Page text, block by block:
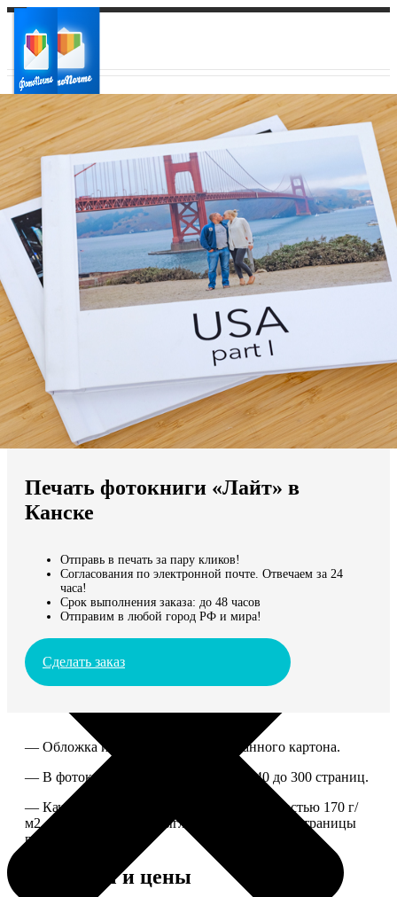
Ваш город:
Ваш регион доставки
Выберите из списка:
Мы доставляем по всему миру
Продолжить без города
Печать фотокниги «Лайт» в
Канске
Отправь в печать за пару кликов!
Согласования по электронной почте. Отвечаем за 24
часа!
Срок выполнения заказа: до 48 часов
Отправим в любой город РФ и мира!
Сделать заказ
— Обложка из твердого ламинированного картона.
— В фотокниге можно разместить от 40 до 300 страниц.
— Качественная мелованная бумага плотностью 170 г/
м2, то есть страницы выглядят, как плотные страницы
глянцевого журнала.
Форматы и цены